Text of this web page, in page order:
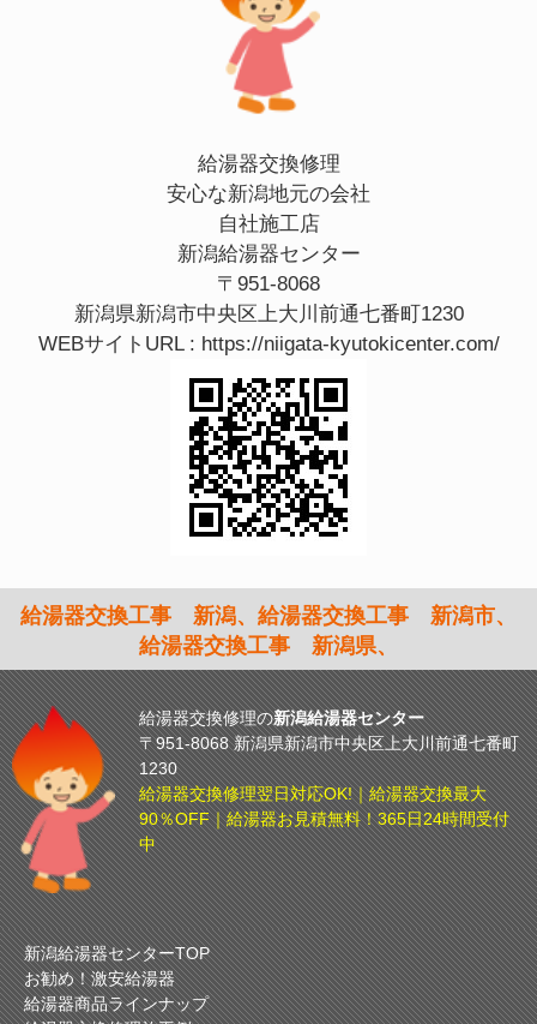
給湯器交換修理
安心な新潟地元の会社
自社施工店
新潟給湯器センター
〒951-8068
新潟県新潟市中央区上大川前通七番町1230
WEBサイトURL : https://niigata-kyutokicenter.com/
給湯器交換工事 新潟、給湯器交換工事 新潟市、
給湯器交換工事 新潟県、
給湯器交換修理の新潟給湯器センター
〒951-8068 新潟県新潟市中央区上大川前通七番町
1230
給湯器交換修理翌日対応OK!｜給湯器交換最大
90％OFF｜給湯器お見積無料！365日24時間受付
中
新潟給湯器センターTOP
お勧め！激安給湯器
給湯器商品ラインナップ